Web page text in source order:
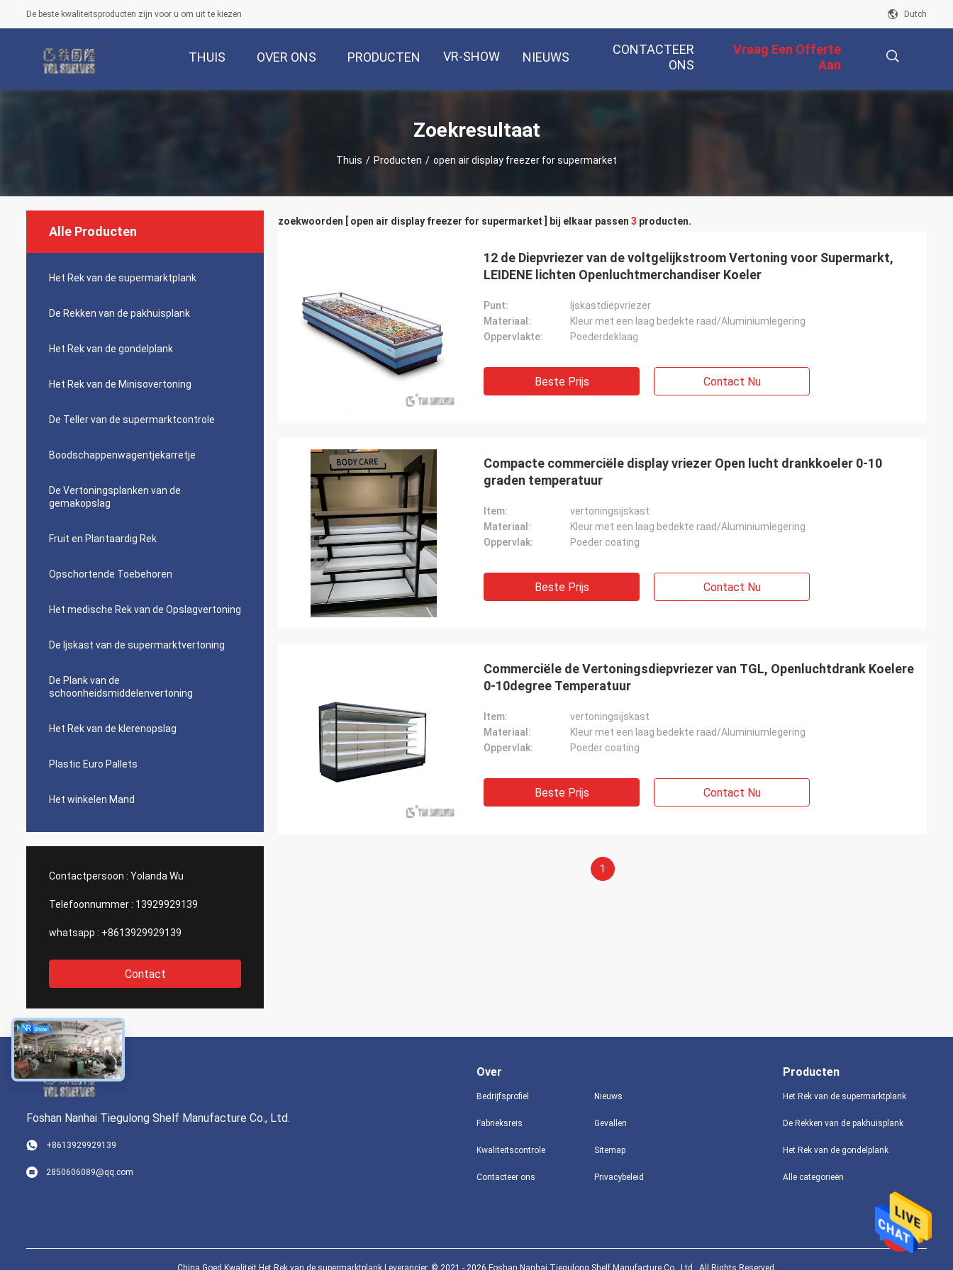
De beste kwaliteitsproducten zijn voor u om uit te kiezen Dutch
THUIS OVER ONS PRODUCTEN VR-SHOW NIEUWS
CONTACTEER
ONS
Vraag Een Offerte
Aan
Zoekresultaat
Thuis / Producten / open air display freezer for supermarket
Alle Producten
Het Rek van de supermarktplank
De Rekken van de pakhuisplank
Het Rek van de gondelplank
Het Rek van de Minisovertoning
De Teller van de supermarktcontrole
Boodschappenwagentjekarretje
De Vertoningsplanken van de
gemakopslag
Fruit en Plantaardig Rek
Opschortende Toebehoren
Het medische Rek van de Opslagvertoning
De Ijskast van de supermarktvertoning
De Plank van de
schoonheidsmiddelenvertoning
Het Rek van de klerenopslag
Plastic Euro Pallets
Het winkelen Mand
Contactpersoon : Yolanda Wu
Telefoonnummer : 13929929139
whatsapp : +8613929929139
Contact
zoekwoorden [ open air display freezer for supermarket ] bij elkaar passen 3 producten.
12 de Diepvriezer van de voltgelijkstroom Vertoning voor Supermarkt,
LEIDENE lichten Openluchtmerchandiser Koeler
Punt:
Ijskastdiepvriezer
Materiaal:
Kleur met een laag bedekte raad/Aluminiumlegering
Oppervlakte:
Poederdeklaag
Beste Prijs Contact Nu
Compacte commerciële display vriezer Open lucht drankkoeler 0-10
graden temperatuur
Item:
vertoningsijskast
Materiaal:
Kleur met een laag bedekte raad/Aluminiumlegering
Oppervlak:
Poeder coating
Beste Prijs Contact Nu
Commerciële de Vertoningsdiepvriezer van TGL, Openluchtdrank Koelere
0-10degree Temperatuur
Item:
vertoningsijskast
Materiaal:
Kleur met een laag bedekte raad/Aluminiumlegering
Oppervlak:
Poeder coating
Beste Prijs Contact Nu
1
Foshan Nanhai Tiegulong Shelf Manufacture Co., Ltd.
+8613929929139
2850606089@qq.com
Over
Bedrijfsprofiel
Fabrieksreis
Kwaliteitscontrole
Contacteer ons
Nieuws
Gevallen
Sitemap
Privacybeleid
Producten
Het Rek van de supermarktplank
De Rekken van de pakhuisplank
Het Rek van de gondelplank
Alle categorieën
China Goed Kwaliteit Het Rek van de supermarktplank Leverancier. © 2021 - 2026 Foshan Nanhai Tiegulong Shelf Manufacture Co., Ltd.. All Rights Reserved.